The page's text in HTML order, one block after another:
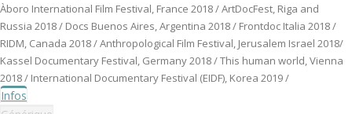
Àboro International Film Festival, France 2018 / ArtDocFest, Riga and
Russia 2018 / Docs Buenos Aires, Argentina 2018 / Frontdoc Italia 2018 /
RIDM, Canada 2018 / Anthropological Film Festival, Jerusalem Israel 2018/
Kassel Documentary Festival, Germany 2018 / This human world, Vienna
2018 / International Documentary Festival (EIDF), Korea 2019 /
Infos